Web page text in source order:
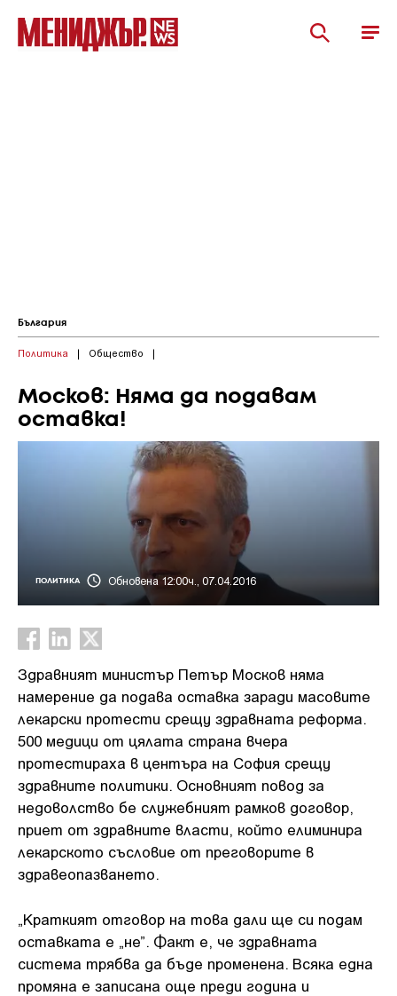
България
Политика | Общество |
Москов: Няма да подавам
оставка!
ПОЛИТИКА Обновена 12:00ч., 07.04.2016
Здравният министър Петър Москов няма
намерение да подава оставка заради масовите
лекарски протести срещу здравната реформа.
500 медици от цялата страна вчера
протестираха в центъра на София срещу
здравните политики. Основният повод за
недоволство бе служебният рамков договор,
приет от здравните власти, който елиминира
лекарското съсловие от преговорите в
здравеопазването.
„Краткият отговор на това дали ще си подам
оставката е „не”. Факт е, че здравната
система трябва да бъде променена. Всяка една
промяна е записана още преди година и